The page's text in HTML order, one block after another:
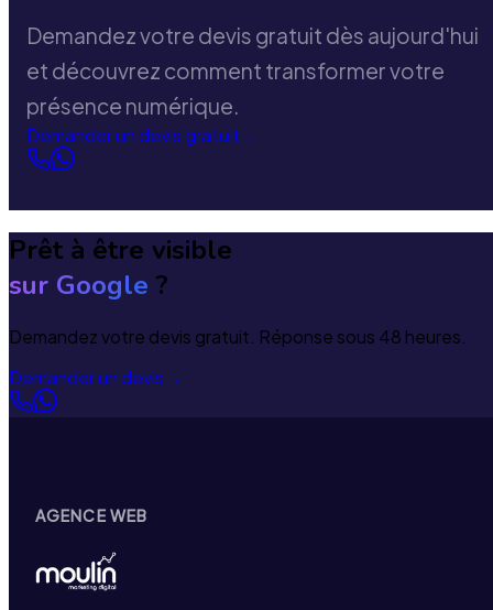
Demandez votre devis gratuit dès aujourd'hui
et découvrez comment transformer votre
présence numérique.
Demander un devis gratuit→
Prêt à être visible
sur Google ?
Demandez votre devis gratuit. Réponse sous 48 heures.
Demander un devis→
AGENCE WEB